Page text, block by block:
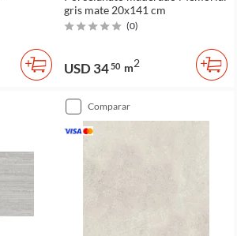
gris mate 20x141 cm
(0)
USD 3450 m2
comparar